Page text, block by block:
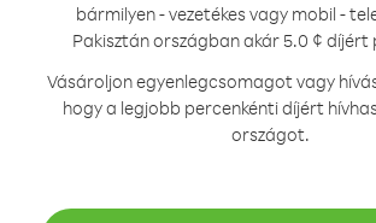
bármilyen - vezetékes vagy mobil -
Pakisztán országban akár 5.0 ¢ díjért
Vásároljon egyenlegcsomagot vagy
hogy a legjobb percenkénti díjért
országot.